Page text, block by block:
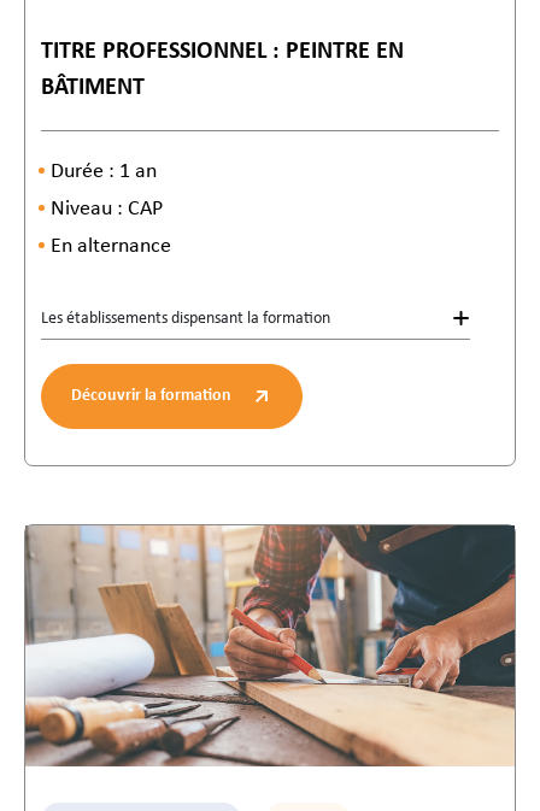
TITRE PROFESSIONNEL : PEINTRE EN
BÂTIMENT
Durée : 1 an
Niveau : CAP
En alternance
Les établissements dispensant la formation
Découvrir la formation